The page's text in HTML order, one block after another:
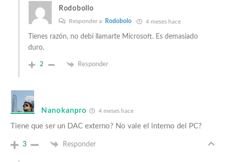
Rodobollo
Responder a Rodobolo 4 meses hace
Tienes razón, no debí llamarte Microsoft. Es demasiado
duro.
2 Responder
Nanokanpro 4 meses hace
Tiene que ser un DAC externo? No vale el interno del PC?
3 Responder